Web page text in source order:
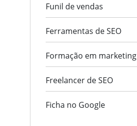
Funil de vendas
Ferramentas de SEO
Formação em marketing
Freelancer de SEO
Ficha no Google